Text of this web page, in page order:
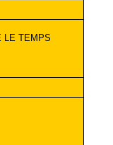
LE TEMPS